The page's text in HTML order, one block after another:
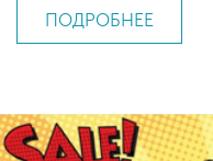
ПОДРОБНЕЕ